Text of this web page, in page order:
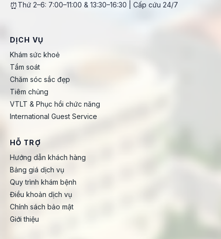
⏰ Thứ 2–6: 7:00–11:00 & 13:30–16:30 | Cấp cứu 24/7
DỊCH VỤ
Khám sức khoẻ
Tầm soát
Chăm sóc sắc đẹp
Tiêm chủng
VTLT & Phục hồi chức năng
International Guest Service
HỖ TRỢ
Hướng dẫn khách hàng
Bảng giá dịch vụ
Quy trình khám bệnh
Điều khoản dịch vụ
Chính sách bảo mật
Giới thiệu